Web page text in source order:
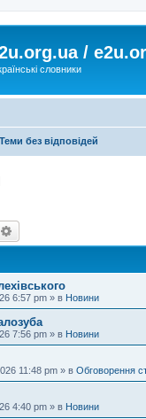
/
словники
Теми без відповідей
6:57 pm » в Новини
7:56 pm » в Новини
11:48 pm » в Обговорення
4:40 pm » в Новини